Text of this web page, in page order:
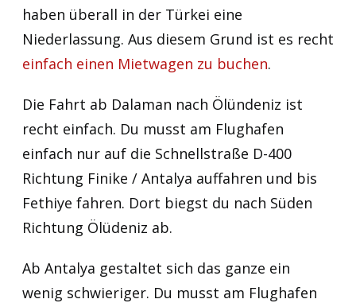
haben überall in der Türkei eine
Niederlassung. Aus diesem Grund ist es recht
einfach einen Mietwagen zu buchen.
Die Fahrt ab Dalaman nach Ölündeniz ist
recht einfach. Du musst am Flughafen
einfach nur auf die Schnellstraße D-400
Richtung Finike / Antalya auffahren und bis
Fethiye fahren. Dort biegst du nach Süden
Richtung Ölüdeniz ab.
Ab Antalya gestaltet sich das ganze ein
wenig schwieriger. Du musst am Flughafen